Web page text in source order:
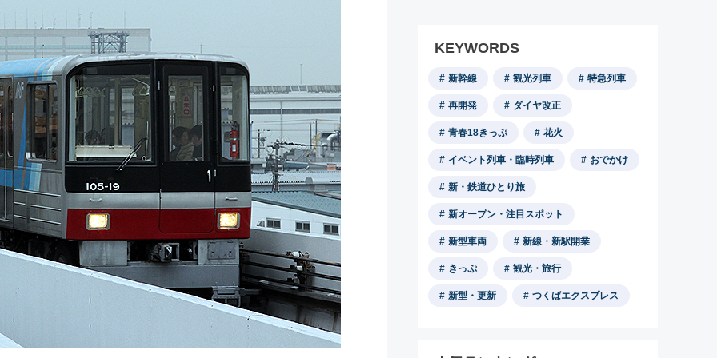
KEYWORDS
新幹線 観光列車 特急列車
再開発 ダイヤ改正
青春18きっぷ 花火
イベント列車・臨時列車 おでかけ
新・鉄道ひとり旅
新オープン・注目スポット
新型車両 新線・新駅開業
きっぷ 観光・旅行
新型・更新 つくばエクスプレス